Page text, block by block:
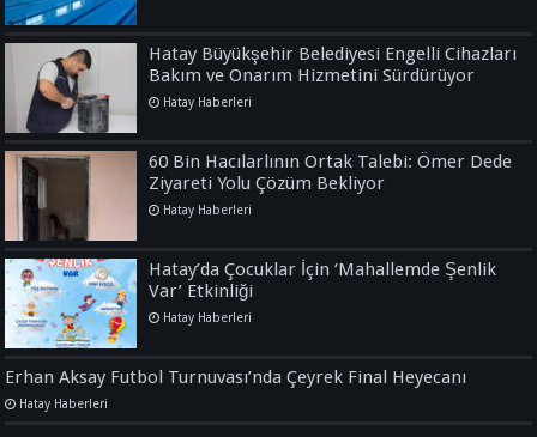
Hatay Büyükşehir Belediyesi Engelli Cihazları
Bakım ve Onarım Hizmetini Sürdürüyor
Hatay Haberleri
60 Bin Hacılarlının Ortak Talebi: Ömer Dede
Ziyareti Yolu Çözüm Bekliyor
Hatay Haberleri
Hatay’da Çocuklar İçin ‘Mahallemde Şenlik
Var’ Etkinliği
Hatay Haberleri
Erhan Aksay Futbol Turnuvası’nda Çeyrek Final Heyecanı
Hatay Haberleri